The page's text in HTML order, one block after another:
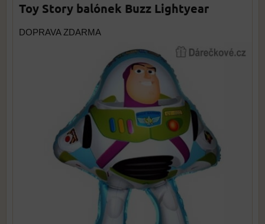
Toy Story balónek Buzz Lightyear
DOPRAVA ZDARMA